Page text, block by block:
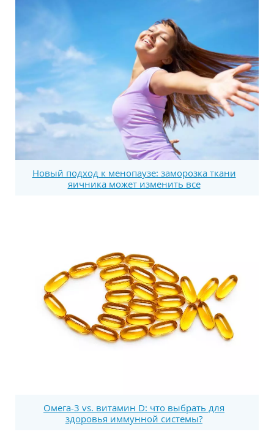
Новый подход к менопаузе: заморозка ткани
яичника может изменить все
Омега-3 vs. витамин D: что выбрать для
здоровья иммунной системы?